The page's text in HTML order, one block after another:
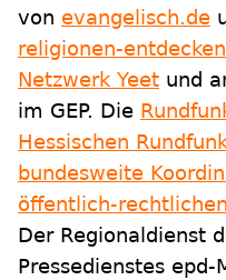
von evangelisch.de
religionen-
Netzwerk Yeet und
im GEP. Die
Hessischen
bundesweite
öffentlich-
Der Regionaldienst
Pressedienstes